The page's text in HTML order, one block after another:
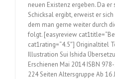
neuen Existenz ergeben. Da
Schicksal ergibt, erweist er
dem man gerne weiter durch
folgt. [easyreview
cat1rating=“4.5″] Originaltitel
Illustration Sui Ishida
Erschienen Mai 2014 ISBN
224 Seiten Altersgruppe Ab